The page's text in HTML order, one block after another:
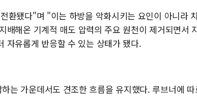
환됐다"며 "이는 하방을 악화시키는 요인이 아니라
배해온 기계적 매도 압력의 주요 원천이 제거되면서
자유롭게 반응할 수 있는 상태가 됐다.
는 가운데서도 견조한 흐름을 유지했다. 루브너에